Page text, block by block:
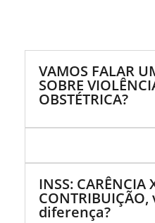
VAMOS FALAR
SOBRE
OBSTÉTRICA?
INSS: CARÊNCIA
diferença?